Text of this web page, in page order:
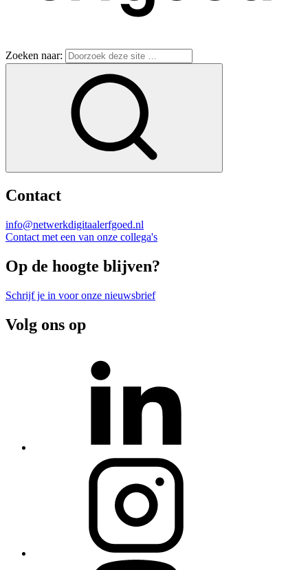
Zoeken naar:
Contact
info@netwerkdigitaalerfgoed.nl
Contact met een van onze collega's
Op de hoogte blijven?
Schrijf je in voor onze nieuwsbrief
Volg ons op